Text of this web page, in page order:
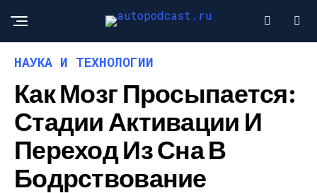
НАУКА И ТЕХНОЛОГИИ
Как Мозг Просыпается:
Стадии Активации И
Переход Из Сна В
Бодрствование